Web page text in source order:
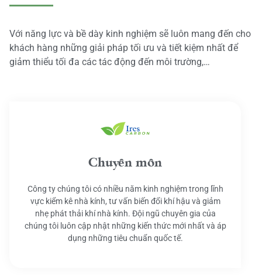
Với năng lực và bề dày kinh nghiệm sẽ luôn mang đến cho
khách hàng những giải pháp tối ưu và tiết kiệm nhất để
giảm thiểu tối đa các tác động đến môi trường,…
Chuyên môn
Công ty chúng tôi có nhiều năm kinh nghiệm trong lĩnh
vực kiểm kê nhà kính, tư vấn biến đổi khí hậu và giảm
nhẹ phát thải khí nhà kính. Đội ngũ chuyên gia của
chúng tôi luôn cập nhật những kiến thức mới nhất và áp
dụng những tiêu chuẩn quốc tế.